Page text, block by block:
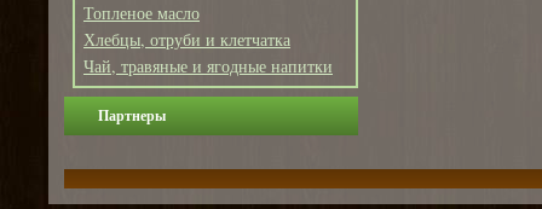
Топленое масло
Хлебцы, отруби и клетчатка
Чай, травяные и ягодные напитки
Партнеры